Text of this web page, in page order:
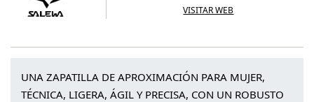
VISITAR WEB
UNA ZAPATILLA DE APROXIMACIÓN PARA MUJER,
TÉCNICA, LIGERA, ÁGIL Y PRECISA, CON UN ROBUSTO